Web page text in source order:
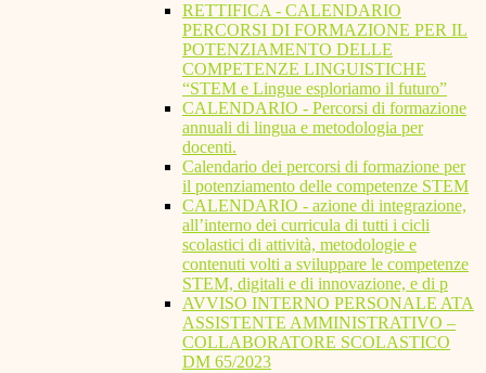
RETTIFICA - CALENDARIO
PERCORSI DI FORMAZIONE PER IL
POTENZIAMENTO DELLE
COMPETENZE LINGUISTICHE
“STEM e Lingue esploriamo il futuro”
CALENDARIO - Percorsi di formazione
annuali di lingua e metodologia per
docenti.
Calendario dei percorsi di formazione per
il potenziamento delle competenze STEM
CALENDARIO - azione di integrazione,
all’interno dei curricula di tutti i cicli
scolastici di attività, metodologie e
contenuti volti a sviluppare le competenze
STEM, digitali e di innovazione, e di p
AVVISO INTERNO PERSONALE ATA
ASSISTENTE AMMINISTRATIVO –
COLLABORATORE SCOLASTICO
DM 65/2023